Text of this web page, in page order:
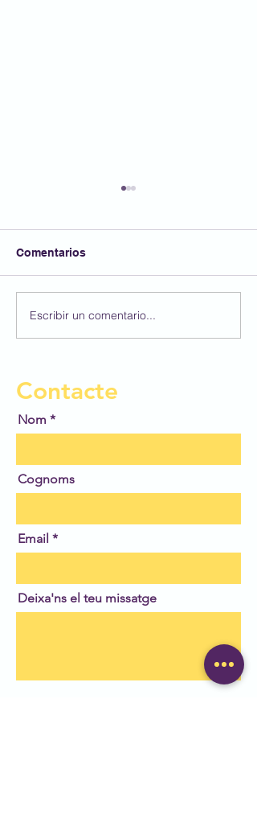
Comentarios
Escribir un comentario...
Contacte
Nom
Cognoms
Email
Deixa'ns el teu missatge